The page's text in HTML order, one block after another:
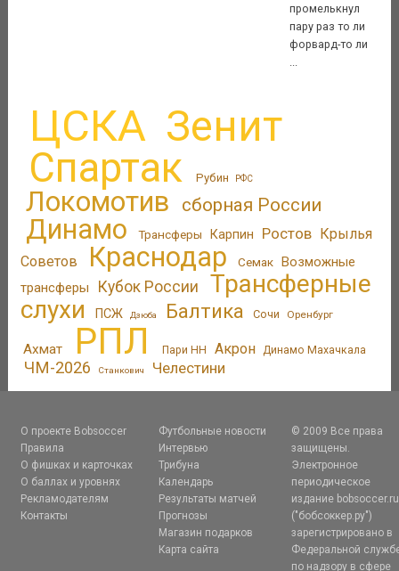
промелькнул
пару раз то ли
форвард-то ли
ЦСКА Зенит
Спартак Рубин РФС
Локомотив сборная России
Динамо Трансферы Карпин Ростов
Крылья
Советов
Краснодар Семак
Возможные
трансферы
Кубок России
Трансферные
слухи
ПСЖ Дзюба Балтика Сочи Оренбург
Ахмат РПЛ Пари НН Акрон Динамо Махачкала
ЧМ-2026 Станкович Челестини
О проекте Bobsoccer
Правила
О фишках и карточках
О баллах и уровнях
Рекламодателям
Контакты
Футбольные новости
Интервью
Трибуна
Календарь
Результаты матчей
Прогнозы
Магазин подарков
Карта сайта
© 2009 Все права
защищены.
Электронное
периодическое
издание bobsoccer.ru
("бобсоккер.ру")
зарегистрировано в
Федеральной
по надзору в сфере